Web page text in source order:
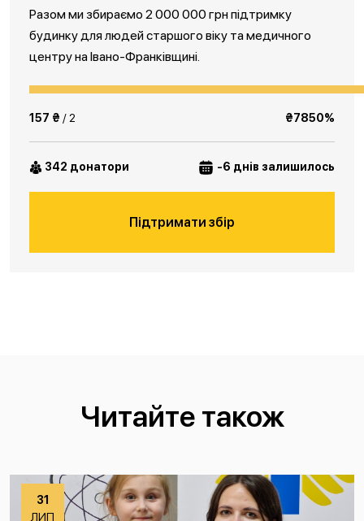
Разом ми збираємо 2 000 000 грн підтримку
будинку для людей старшого віку та медичного
центру на Івано-Франківщині.
157 ₴ / 2 ₴7850%
342 донатори -6 днів залишилось
Підтримати збір
Читайте також
31
ЛИП